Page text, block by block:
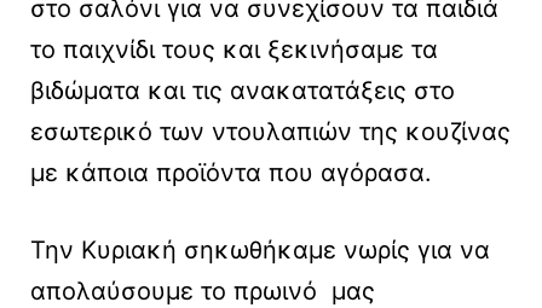
στο σαλόνι για να συνεχίσουν τα παιδιά
το παιχνίδι τους και ξεκινήσαμε τα
βιδώματα και τις ανακατατάξεις στο
εσωτερικό των ντουλαπιών της κουζίνας
με κάποια προϊόντα που αγόρασα.
Την Κυριακή σηκωθήκαμε νωρίς για να
απολαύσουμε το πρωινό μας